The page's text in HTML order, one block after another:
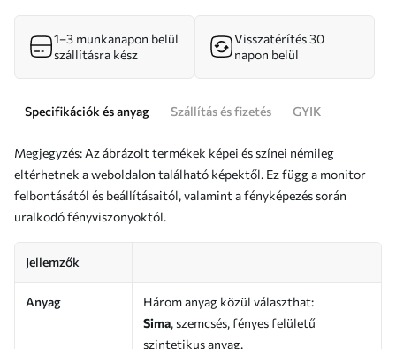
1–3 munkanapon belül
szállításra kész
Visszatérítés 30
napon belül
Specifikációk és anyag Szállítás és fizetés GYIK
Megjegyzés: Az ábrázolt termékek képei és színei némileg
eltérhetnek a weboldalon található képektől. Ez függ a monitor
felbontásától és beállításaitól, valamint a fényképezés során
uralkodó fényviszonyoktól.
Jellemzők
Anyag
Három anyag közül választhat:
Sima, szemcsés, fényes felületű
szintetikus anyag.